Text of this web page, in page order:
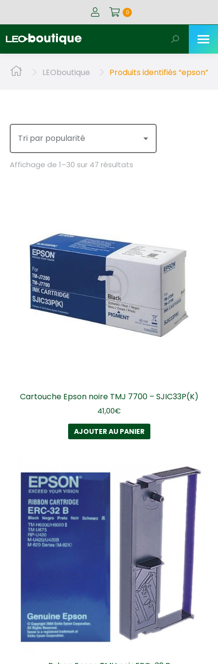
0
Recherche
:
Vous êtes ici :LEOboutique Produits identifiés “epson”
Affichage de 1–30 sur 47 résultats
Cartouche Epson noire TMJ 7700 – SJIC33P(K)
41,00€
AJOUTER AU PANIER